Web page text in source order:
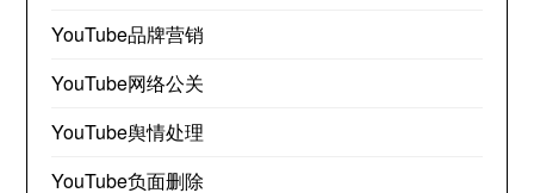
YouTube品牌营销
YouTube网络公关
YouTube舆情处理
YouTube负面删除